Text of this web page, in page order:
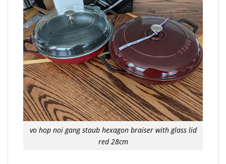
vo hop noi gang staub hexagon braiser with glass lid
red 28cm